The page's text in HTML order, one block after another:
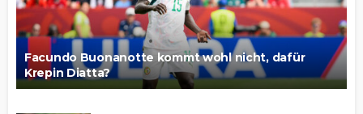
Facundo Buonanotte kommt wohl nicht, dafür
Krepin Diatta?